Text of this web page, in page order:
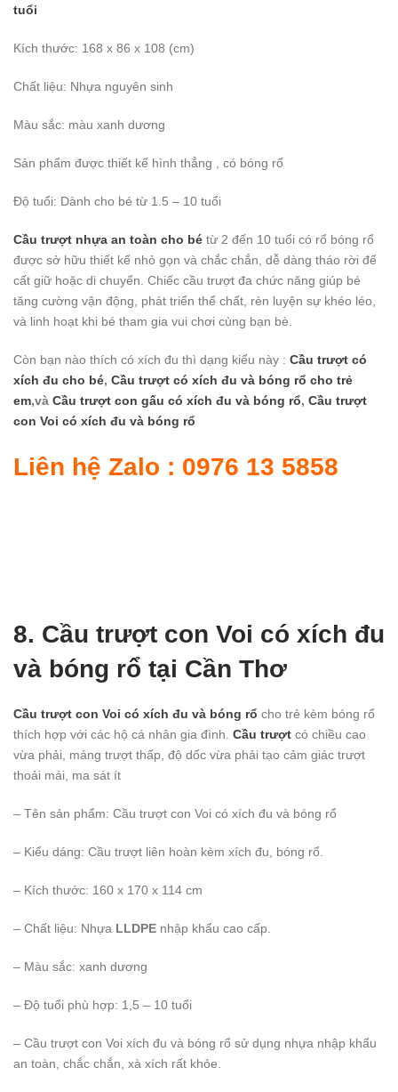
tuổi
Kích thước: 168 x 86 x 108 (cm)
Chất liệu: Nhựa nguyên sinh
Màu sắc: màu xanh dương
Sản phẩm được thiết kế hình thẳng , có bóng rổ
Độ tuổi: Dành cho bé từ 1.5 – 10 tuổi
Cầu trượt nhựa an toàn cho bé từ 2 đến 10 tuổi có rổ bóng rổ
được sở hữu thiết kế nhỏ gọn và chắc chắn, dễ dàng tháo rời để
cất giữ hoặc di chuyển. Chiếc cầu trượt đa chức năng giúp bé
tăng cường vận động, phát triển thể chất, rèn luyện sự khéo léo,
và linh hoạt khi bé tham gia vui chơi cùng bạn bè.
Còn bạn nào thích có xích đu thì dạng kiểu này : Cầu trượt có
xích đu cho bé, Cầu trượt có xích đu và bóng rổ cho trẻ
em,và Cầu trượt con gấu có xích đu và bóng rổ, Cầu trượt
con Voi có xích đu và bóng rổ
Liên hệ Zalo : 0976 13 5858
8. Cầu trượt con Voi có xích đu
và bóng rổ tại Cần Thơ
Cầu trượt con Voi có xích đu và bóng rổ cho trẻ kèm bóng rổ
thích hợp với các hộ cá nhân gia đình. Cầu trượt có chiều cao
vừa phải, máng trượt thấp, độ dốc vừa phải tạo cảm giác trượt
thoải mái, ma sát ít
– Tên sản phẩm: Cầu trượt con Voi có xích đu và bóng rổ
– Kiểu dáng: Cầu trượt liên hoàn kèm xích đu, bóng rổ.
– Kích thước: 160 x 170 x 114 cm
– Chất liệu: Nhựa LLDPE nhập khẩu cao cấp.
– Màu sắc: xanh dương
– Độ tuổi phù hợp: 1,5 – 10 tuổi
– Cầu trượt con Voi xích đu và bóng rổ sử dụng nhựa nhập khẩu
an toàn, chắc chắn, xà xích rất khỏe.